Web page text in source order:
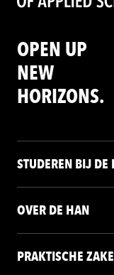
OPEN UP
NEW
HORIZONS.
STUDEREN BIJ DE
OVER DE HAN
PRAKTISCHE